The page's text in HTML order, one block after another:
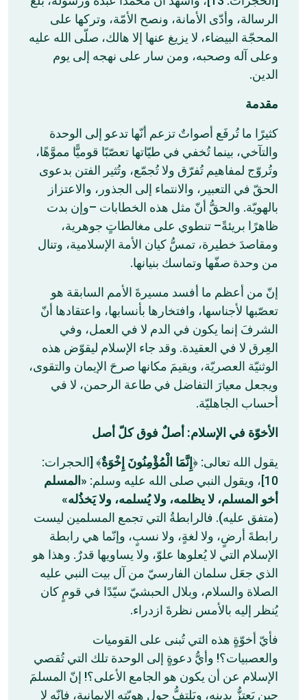
الرسالة، وأدّى الأمانة، ونصح الأمّة، وتركها على
المحجّة البيضاء، لا يزيغ عنها إلا هالك، صلّى الله عليه
وعلى آله وصحبه، ومن سار على نهجه إلى يوم
الدين.
مقدمة
كثيرًا ما تُرفَع أصواتٌ تزعم أنّها تدعو إلى الوحدة
والتآخي، بينما تُخفي في طيّاتها تعصّبًا قوميًّا مموَّهًا،
وتُروّج لمفاهيم تُفرّق ولا تُجمّع، وتُثير الفتن بدعوى
الحقّ في التعبير، والانتماء إلى الجذور، والاعتزاز
بالهويّة. والحقُّ أنّ مثل هذه الخطابات –وإن بدت
ظاهرًا بريئةً– تنطوي على مغالطاتٍ جوهرية،
ومقاصدَ خطيرة، تمسُّ كيان الأمة الإسلامية، وتنال
من وحدة صفّها وتماسك بنيانها.
إنّ من أعظم ما أفسد مسيرةَ الأمم السابقة هو
تعصّبها لأجناسها، وافتخارها بأنسابها، واعتقادها أنّ
الشرفَ إنما يكون في الدم لا في العمل، وفي
العِرق لا في العقيدة. وقد جاء الإسلام ليقوّض هذه
الوثنيّة العصريّة، ويقيمَ مكانها صرحَ الإيمان والتقوى،
ويجعل معيارَ التفاضل في طاعة الرحمن، لا في
أحساب الجاهليّة.
الأخوّة في الإسلام: أصلٌ فوق كلّ أصل
يقول الله تعالى: ﴿إِنَّمَا الْمُؤْمِنُونَ إِخْوَةٌ﴾ [الحجرات:
10]، ويقول النبي صلى الله عليه وسلم: «
المسلم
أخو المسلم، لا يظلمه، ولا يُسلمه، ولا يَخذُله»
(متفق عليه). فالرابطةُ التي تجمع المسلمين ليست
رابطةَ أرضٍ، ولا لغةٍ، ولا نسبٍ، وإنّما هي رابطة
الإسلام التي لا يُعلوها علوّ، ولا يساويها قدرٌ. وهذا هو
الذي جعَل سلمان الفارسيّ من آل بيت النبي عليه
الصلاة والسلام، وبلال الحبشيّ سيّدًا في قومٍ كان
يُنظر إليه بالأمس نظرةَ ازدراء.
فأيّ أخوّةٍ هذه التي تُبنى على القوميات
والعصبيات؟! وأيُّ دعوةٍ إلى الوحدة تلك التي تُقصي
الإسلام عن أن يكون هو الجامع الأعلى؟! إنّ المسلمَ
حين يَعتزُّ بدينه، ويَلتفُّ حول هويّته الإيمانية، فإنّه لا